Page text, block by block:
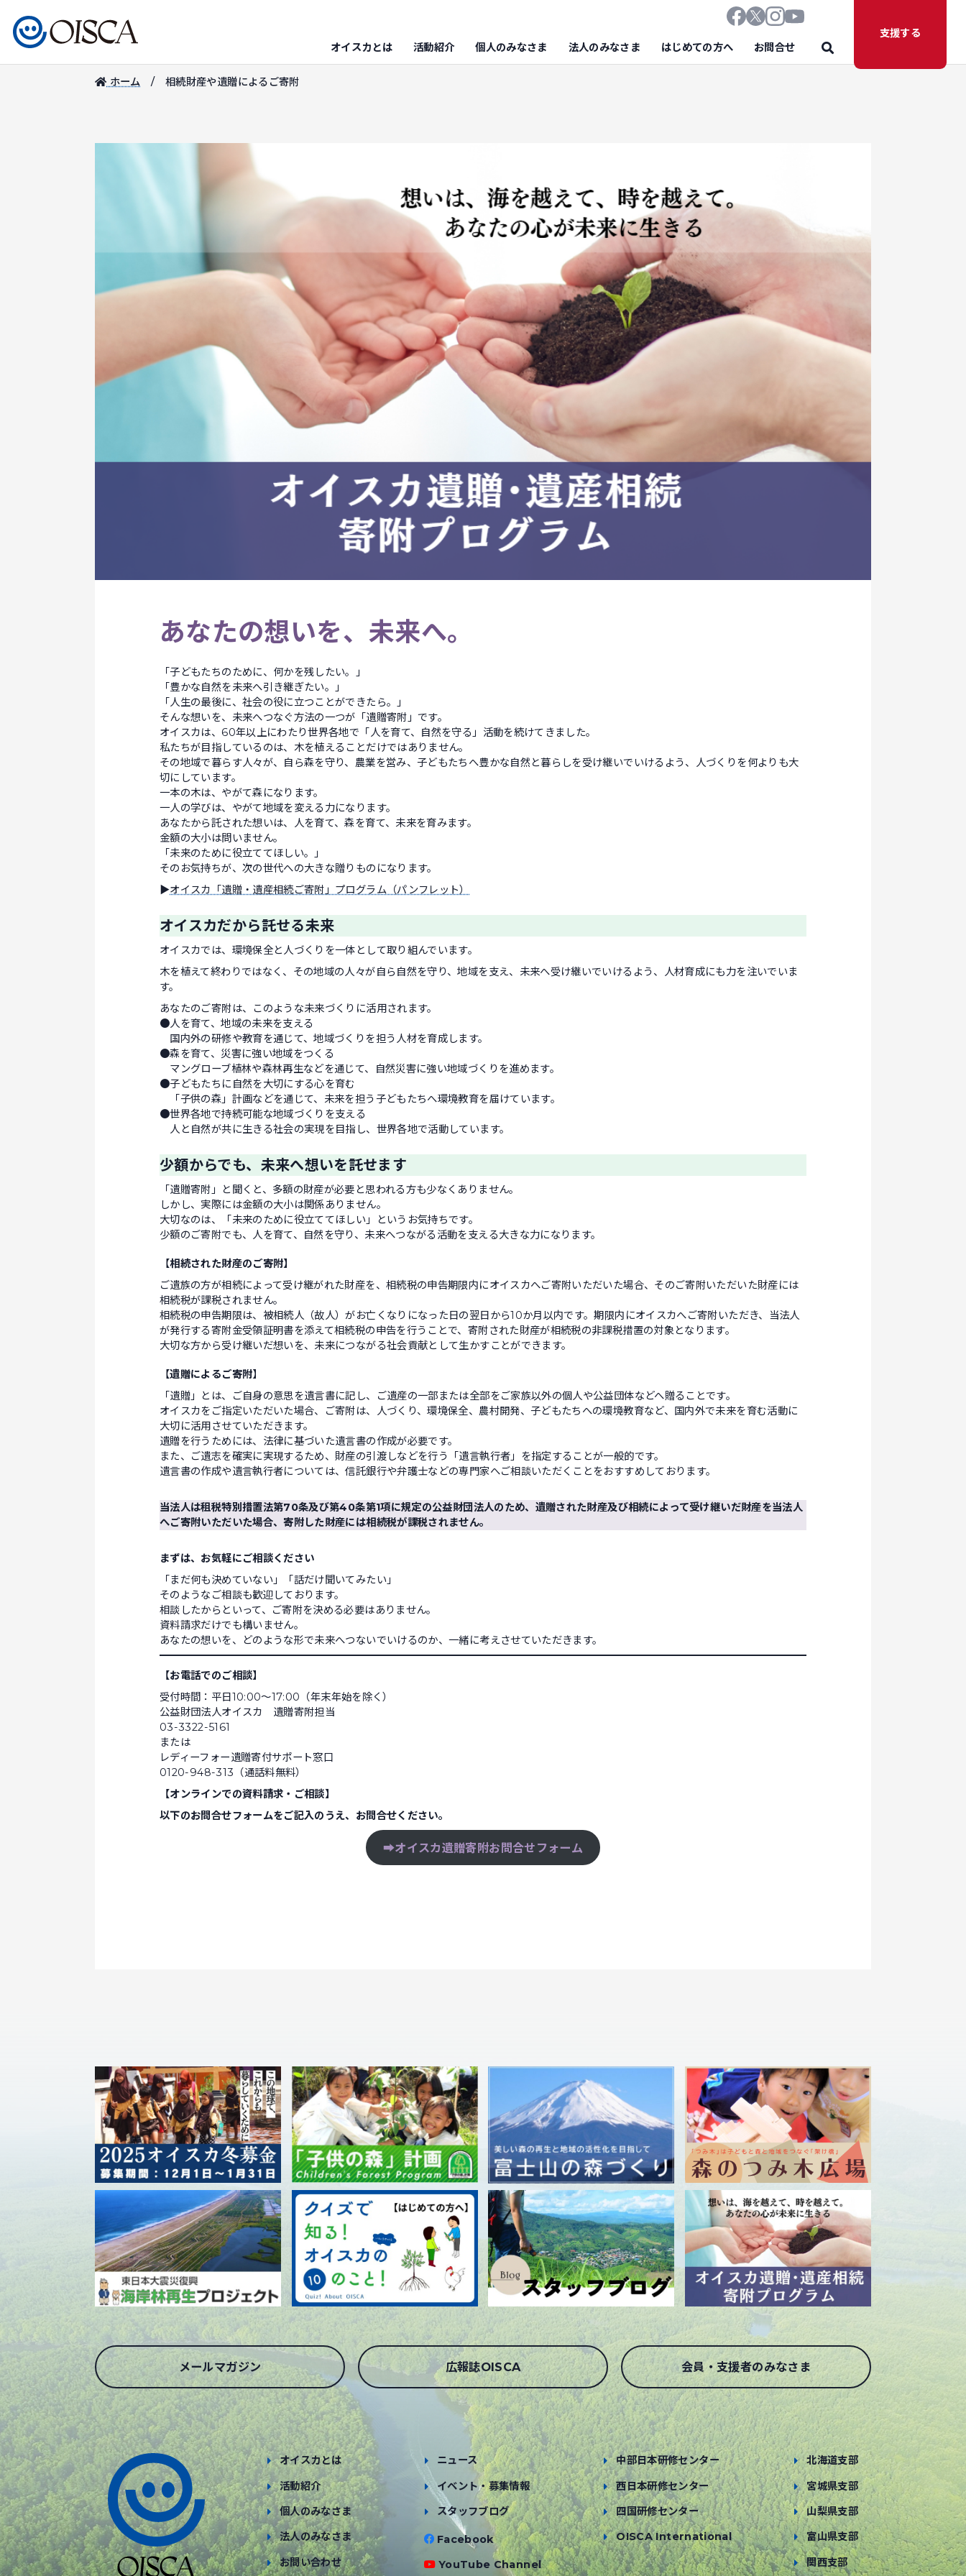
オイスカとは 活動紹介 個人のみなさま 法人のみなさま はじめての方へ お問合せ
支援する
ホーム 相続財産や遺贈によるご寄附
あなたの想いを、未来へ。
「子どもたちのために、何かを残したい。」
「豊かな自然を未来へ引き継ぎたい。」
「人生の最後に、社会の役に立つことができたら。」
そんな想いを、未来へつなぐ方法の一つが「遺贈寄附」です。
オイスカは、60年以上にわたり世界各地で「人を育て、自然を守る」活動を続けてきました。
私たちが目指しているのは、木を植えることだけではありません。
その地域で暮らす人々が、自ら森を守り、農業を営み、子どもたちへ豊かな自然と暮らしを受け継いでいけるよう、人づくりを何よりも大
切にしています。
一本の木は、やがて森になります。
一人の学びは、やがて地域を変える力になります。
あなたから託された想いは、人を育て、森を育て、未来を育みます。
金額の大小は問いません。
「未来のために役立ててほしい。」
そのお気持ちが、次の世代への大きな贈りものになります。
▶オイスカ「遺贈・遺産相続ご寄附」プログラム（パンフレット）
オイスカだから託せる未来
オイスカでは、環境保全と人づくりを一体として取り組んでいます。
木を植えて終わりではなく、その地域の人々が自ら自然を守り、地域を支え、未来へ受け継いでいけるよう、人材育成にも力を注いでいま
す。
あなたのご寄附は、このような未来づくりに活用されます。
●人を育て、地域の未来を支える
国内外の研修や教育を通じて、地域づくりを担う人材を育成します。
●森を育て、災害に強い地域をつくる
マングローブ植林や森林再生などを通じて、自然災害に強い地域づくりを進めます。
●子どもたちに自然を大切にする心を育む
「子供の森」計画などを通じて、未来を担う子どもたちへ環境教育を届けています。
●世界各地で持続可能な地域づくりを支える
人と自然が共に生きる社会の実現を目指し、世界各地で活動しています。
少額からでも、未来へ想いを託せます
「遺贈寄附」と聞くと、多額の財産が必要と思われる方も少なくありません。
しかし、実際には金額の大小は関係ありません。
大切なのは、「未来のために役立ててほしい」というお気持ちです。
少額のご寄附でも、人を育て、自然を守り、未来へつながる活動を支える大きな力になります。
【相続された財産のご寄附】
ご遺族の方が相続によって受け継がれた財産を、相続税の申告期限内にオイスカへご寄附いただいた場合、そのご寄附いただいた財産には
相続税が課税されません。
相続税の申告期限は、被相続人（故人）がお亡くなりになった日の翌日から10か月以内です。期限内にオイスカへご寄附いただき、当法人
が発行する寄附金受領証明書を添えて相続税の申告を行うことで、寄附された財産が相続税の非課税措置の対象となります。
大切な方から受け継いだ想いを、未来につながる社会貢献として生かすことができます。
【遺贈によるご寄附】
「遺贈」とは、ご自身の意思を遺言書に記し、ご遺産の一部または全部をご家族以外の個人や公益団体などへ贈ることです。
オイスカをご指定いただいた場合、ご寄附は、人づくり、環境保全、農村開発、子どもたちへの環境教育など、国内外で未来を育む活動に
大切に活用させていただきます。
遺贈を行うためには、法律に基づいた遺言書の作成が必要です。
また、ご遺志を確実に実現するため、財産の引渡しなどを行う「遺言執行者」を指定することが一般的です。
遺言書の作成や遺言執行者については、信託銀行や弁護士などの専門家へご相談いただくことをおすすめしております。
当法人は租税特別措置法第70条及び第40条第1項に規定の公益財団法人のため、遺贈された財産及び相続によって受け継いだ財産を当法人
へご寄附いただいた場合、寄附した財産には相続税が課税されません。
まずは、お気軽にご相談ください
「まだ何も決めていない」「話だけ聞いてみたい」
そのようなご相談も歓迎しております。
相談したからといって、ご寄附を決める必要はありません。
資料請求だけでも構いません。
あなたの想いを、どのような形で未来へつないでいけるのか、一緒に考えさせていただきます。
【お電話でのご相談】
受付時間：平日10:00～17:00（年末年始を除く）
公益財団法人オイスカ 遺贈寄附担当
03-3322-5161
または
レディーフォー遺贈寄付サポート窓口
0120-948-313（通話料無料）
【オンラインでの資料請求・ご相談】
以下のお問合せフォームをご記入のうえ、お問合せください。
➡オイスカ遺贈寄附お問合せフォーム
メールマガジン 広報誌OISCA 会員・支援者のみなさま
オイスカとは
活動紹介
個人のみなさま
法人のみなさま
お問い合わせ
ニュース
イベント・募集情報
スタッフブログ
Facebook
YouTube Channel
中部日本研修センター
西日本研修センター
四国研修センター
OISCA International
北海道支部
宮城県支部
山梨県支部
富山県支部
関西支部